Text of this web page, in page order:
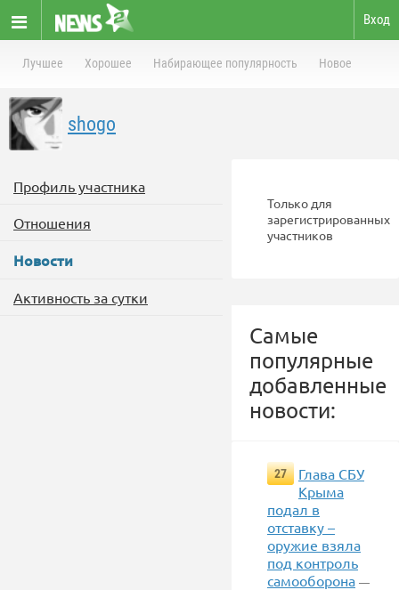
Вход
Лучшее Хорошее Набирающее популярность Новое
shogo
Профиль участника
Отношения
Новости
Активность за сутки
Только для
зарегистрированных
участников
Самые
популярные
добавленные
новости:
27
Глава СБУ
Крыма
подал в
отставку –
оружие взяла
под контроль
самооборона —